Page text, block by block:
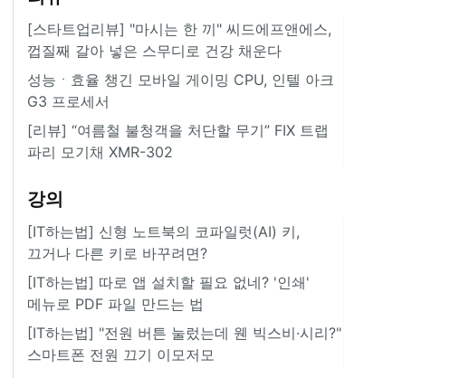
[스타트업리뷰] "마시는 한 끼" 씨드에프앤에스,
껍질째 갈아 넣은 스무디로 건강 채운다
성능ㆍ효율 챙긴 모바일 게이밍 CPU, 인텔 아크
G3 프로세서
[리뷰] “여름철 불청객을 처단할 무기” FIX 트랩
파리 모기채 XMR-302
강의
[IT하는법] 신형 노트북의 코파일럿(AI) 키,
끄거나 다른 키로 바꾸려면?
[IT하는법] 따로 앱 설치할 필요 없네? '인쇄'
메뉴로 PDF 파일 만드는 법
[IT하는법] "전원 버튼 눌렀는데 웬 빅스비·시리?"
스마트폰 전원 끄기 이모저모